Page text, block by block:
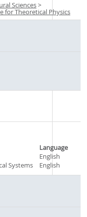
Sciences>
for Theoretical Physics
Language
English
Systems
English